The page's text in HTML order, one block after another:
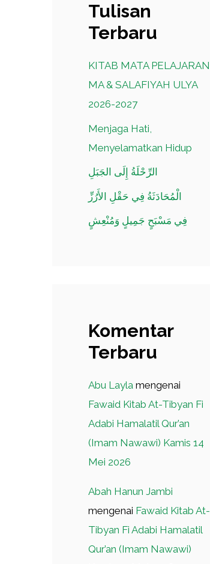
Tulisan
Terbaru
KITAB MATA PELAJARAN
MA & SALAFIYAH ULYA
2026-2027
Menjaga Hati,
Menyelamatkan Hidup
الرِّحْلَةُ إِلَى الجَبَلِ
الْمُحَادَثَةُ فِي حَقْلِ الأَرُزِّ
فِي مَسْبَحٍ جَمِيلٍ وَمُنْعِشٍ
Komentar
Terbaru
Abu Layla mengenai
Fawaid Kitab At-Tibyan Fi
Adabi Hamalatil Qur’an
(Imam Nawawi) Kamis 14
Mei 2026
Abah Hanun Jambi
mengenai Fawaid Kitab At-
Tibyan Fi Adabi Hamalatil
Qur’an (Imam Nawawi)